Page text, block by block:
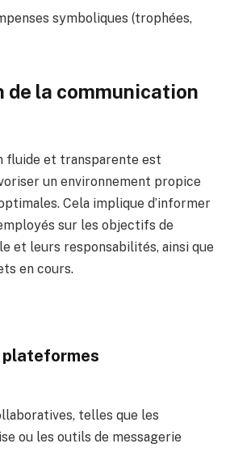
symboliques (trophées,
de la communication
fluide et transparente est
un environnement propice
Cela implique d’informer
sur les objectifs de
et leurs responsabilités, ainsi que
en cours.
telles que les
ou les outils de messagerie